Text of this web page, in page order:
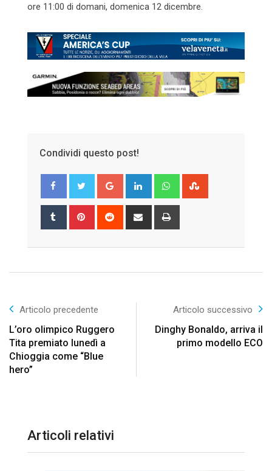
ore 11:00 di domani, domenica 12 dicembre.
Condividi questo post!
Google+ LinkedIn Whatsapp
Tumblr Pinterest Reddit
Share
Articolo precedente
L’oro olimpico Ruggero
Tita premiato lunedì a
Chioggia come “Blue
hero”
Articolo successivo
Dinghy Bonaldo, arriva il
primo modello ECO
Articoli relativi